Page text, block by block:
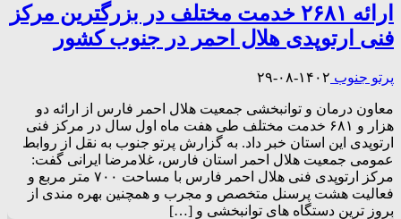
ارائه ۲۶۸۱ خدمت مختلف در بزرگترین مرکز
فنی ارتوپدی هلال احمر در جنوب کشور
پرتو جنوب ۱۴۰۲-۰۸-۲۹
معاون درمان و توانبخشی جمعیت هلال احمر فارس از ارائه دو
هزار و ۶۸۱ خدمت مختلف طی هفت ماه اول سال در مرکز فنی
ارتوپدی این استان خبر داد. به گزارش پرتو جنوب به نقل از روابط
عمومی جمعیت هلال احمر استان فارس، غلامرضا ایرانی گفت:
مرکز ارتوپدی فنی هلال احمر فارس با مساحت ۷۰۰ متر مربع و
فعالیت هشت پرسنل متخصص و مجرب و همچنین بهره مندی از
بروز ترین دستگاه های توانبخشی و […]